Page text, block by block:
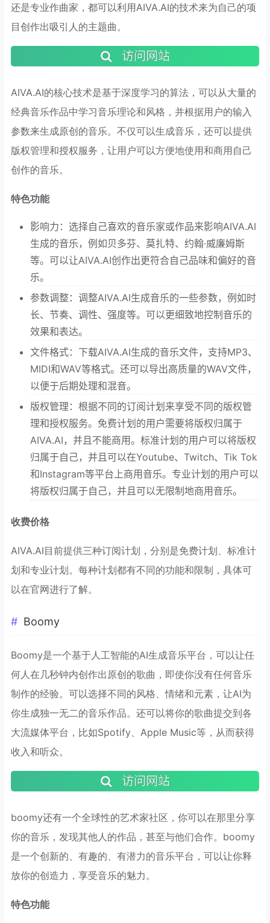
还是专业作曲家，都可以利用AIVA.AI的技术来为自己的项
目创作出吸引人的主题曲。
访问网站
AIVA.AI的核心技术是基于深度学习的算法，可以从大量的
经典音乐作品中学习音乐理论和风格，并根据用户的输入
参数来生成原创的音乐。不仅可以生成音乐，还可以提供
版权管理和授权服务，让用户可以方便地使用和商用自己
创作的音乐。
特色功能
影响力：选择自己喜欢的音乐家或作品来影响AIVA.AI
生成的音乐，例如贝多芬、莫扎特、约翰·威廉姆斯
等。可以让AIVA.AI创作出更符合自己品味和偏好的音
乐。
参数调整：调整AIVA.AI生成音乐的一些参数，例如时
长、节奏、调性、强度等。可以更细致地控制音乐的
效果和表达。
文件格式：下载AIVA.AI生成的音乐文件，支持MP3、
MIDI和WAV等格式。还可以导出高质量的WAV文件，
以便于后期处理和混音。
版权管理：根据不同的订阅计划来享受不同的版权管
理和授权服务。免费计划的用户需要将版权归属于
AIVA.AI，并且不能商用。标准计划的用户可以将版权
归属于自己，并且可以在Youtube、Twitch、Tik Tok
和Instagram等平台上商用音乐。专业计划的用户可以
将版权归属于自己，并且可以无限制地商用音乐。
收费价格
AIVA.AI目前提供三种订阅计划，分别是免费计划、标准计
划和专业计划。每种计划都有不同的功能和限制，具体可
以在官网进行了解。
Boomy
Boomy是一个基于人工智能的AI生成音乐平台，可以让任
何人在几秒钟内创作出原创的歌曲，即使你没有任何音乐
制作的经验。可以选择不同的风格、情绪和元素，让AI为
你生成独一无二的音乐作品。还可以将你的歌曲提交到各
大流媒体平台，比如Spotify、Apple Music等，从而获得
收入和听众。
访问网站
boomy还有一个全球性的艺术家社区，你可以在那里分享
你的音乐，发现其他人的作品，甚至与他们合作。boomy
是一个创新的、有趣的、有潜力的音乐平台，可以让你释
放你的创造力，享受音乐的魅力。
特色功能